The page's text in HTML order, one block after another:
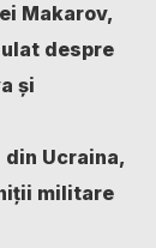
Makarov,
despre
și
Ucraina,
militare